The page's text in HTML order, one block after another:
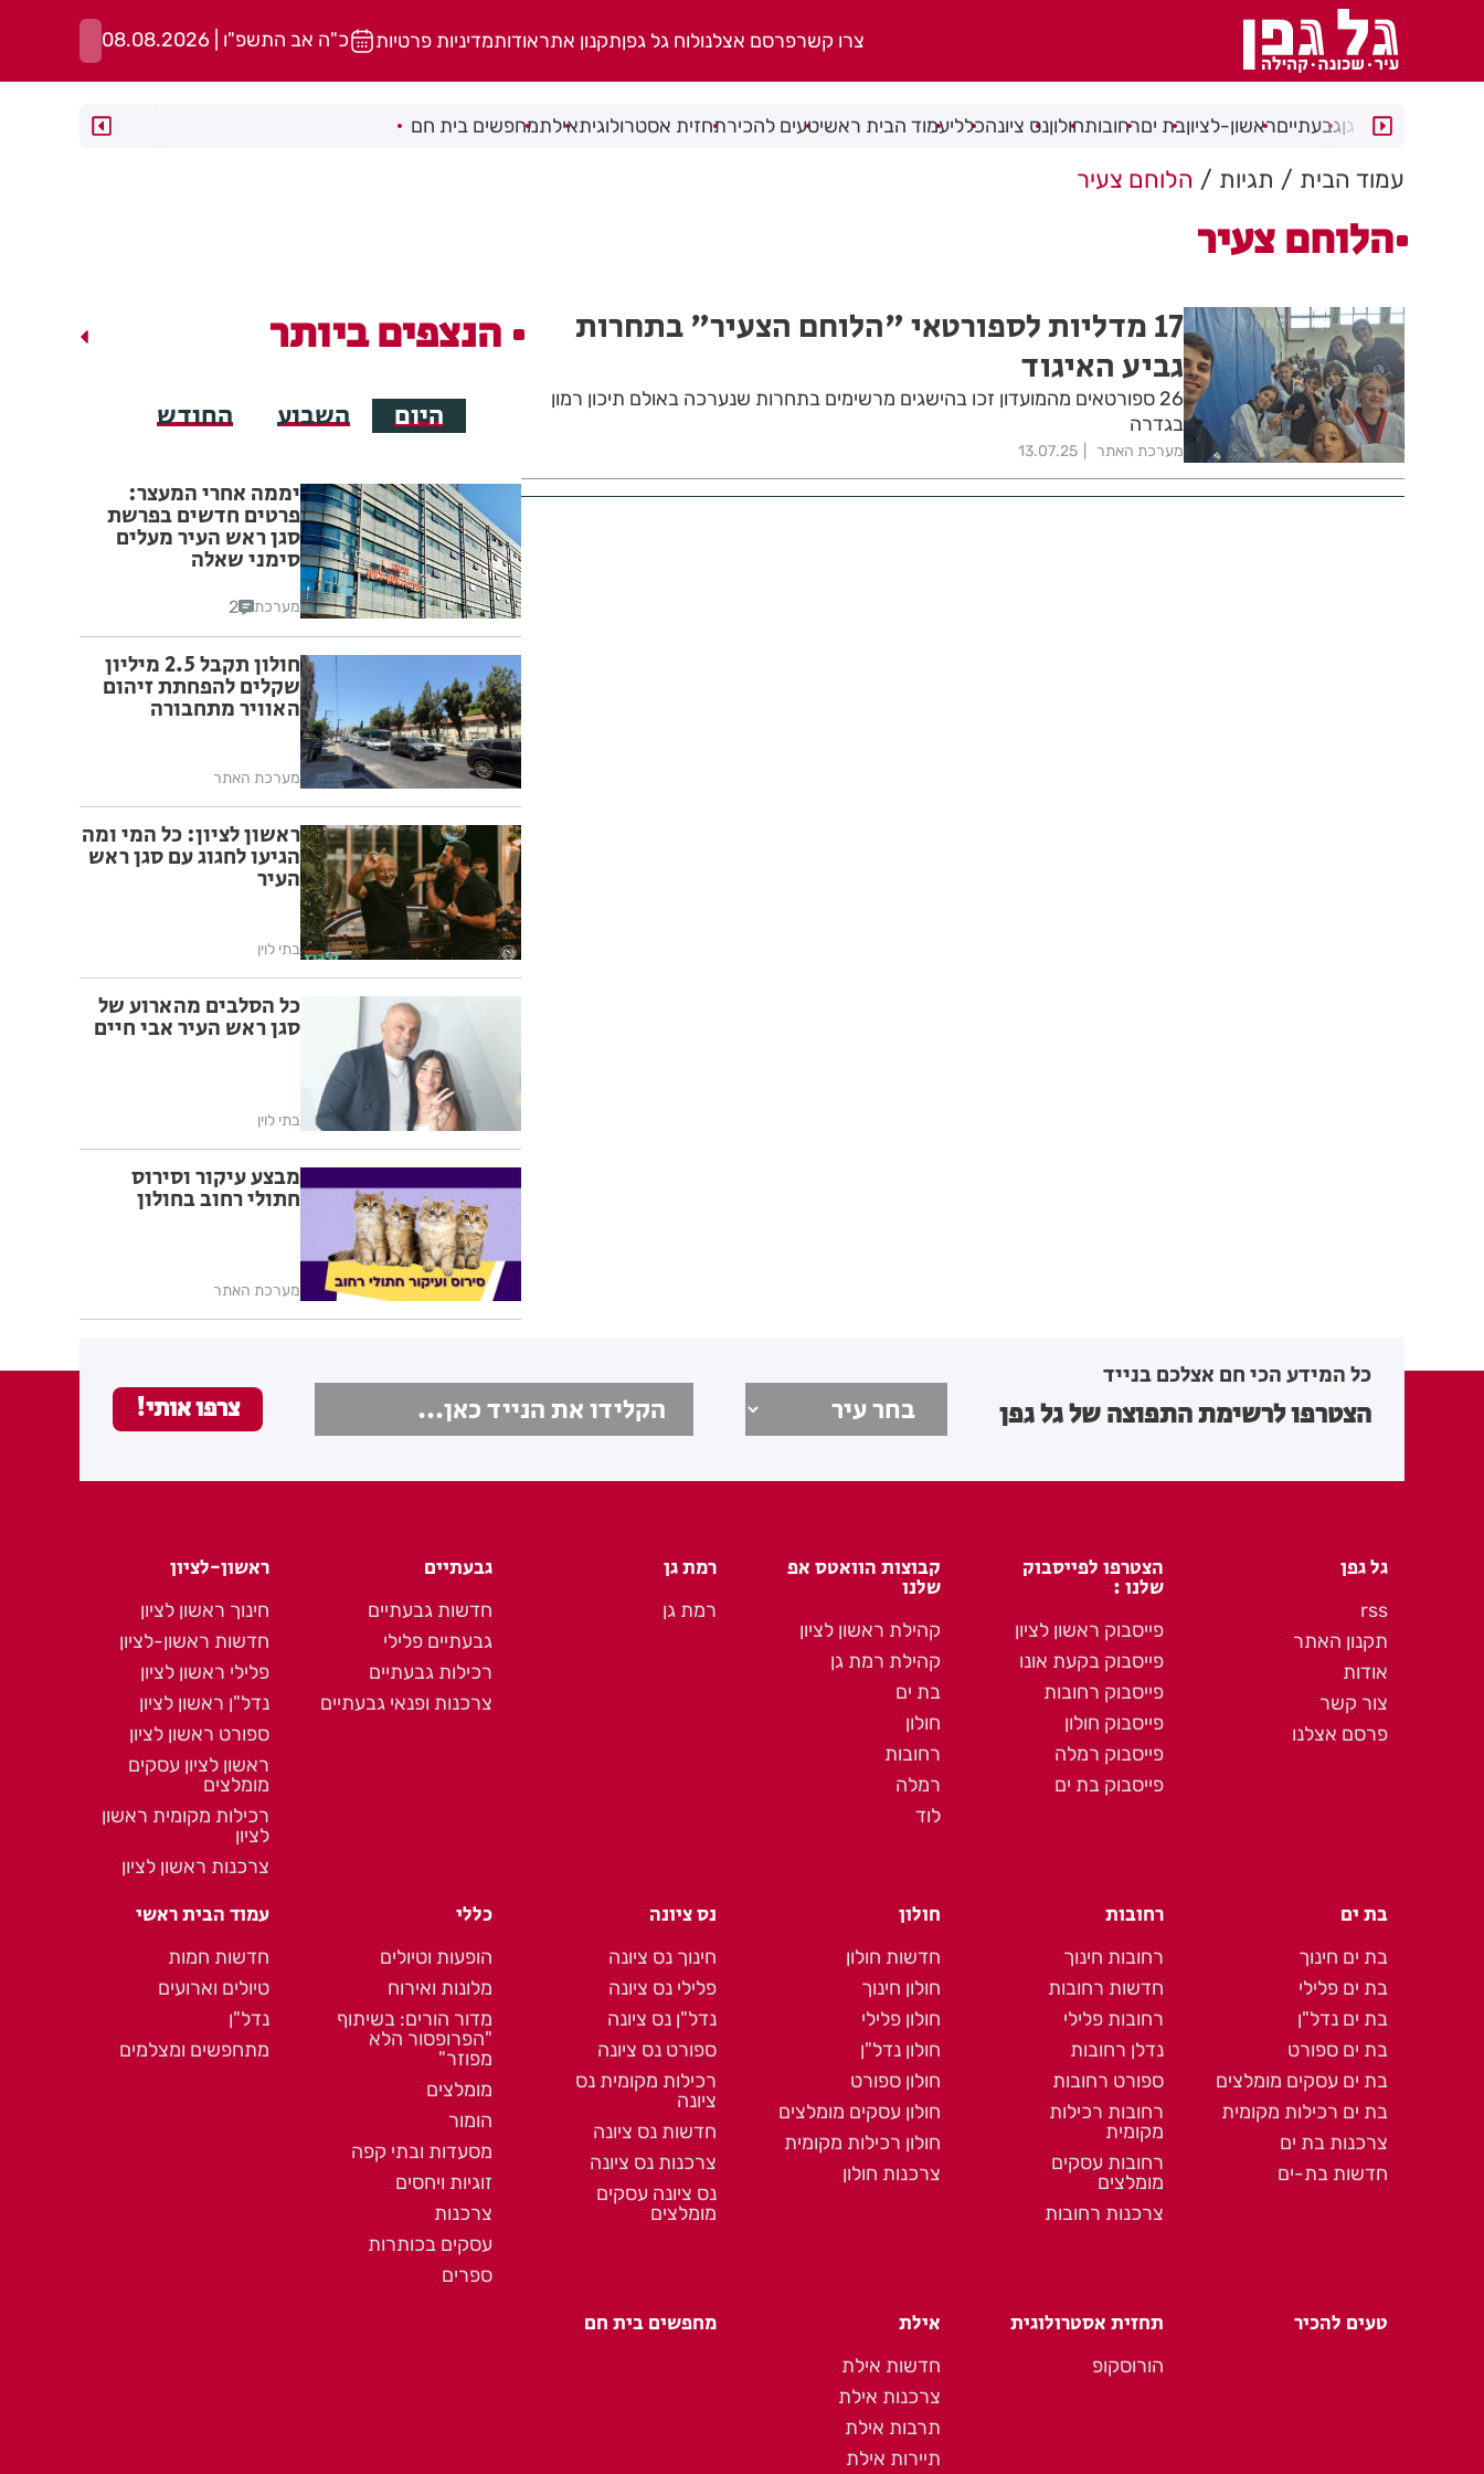
צרו קשרפרסם אצלנולוח גל גפןתקנון אתראודותמדיניות פרטיות כ"ה אב התשפ"ו | 08.08.2026
רמת גןגבעתייםראשון-לציוןבת יםרחובותחולוןנס ציונהכלליעמוד הבית ראשיטעים להכירתחזית אסטרולוגיתאילתמחפשים בית חם
עמוד הבית תגיות הלוחם צעיר
הלוחם צעיר
17 מדליות לספורטאי "הלוחם הצעיר" בתחרות
גביע האיגוד
26 ספורטאים מהמועדון זכו בהישגים מרשימים בתחרות שנערכה באולם תיכון רמון
בגדרה
מערכת האתר 13.07.25
הנצפים ביותר
היום השבוע החודש
יממה אחרי המעצר:
פרטים חדשים בפרשת
סגן ראש העיר מעלים
סימני שאלה
מערכת 2
חולון תקבל 2.5 מיליון
שקלים להפחתת זיהום
האוויר מתחבורה
מערכת האתר
ראשון לציון: כל המי ומה
הגיעו לחגוג עם סגן ראש
העיר
בתי לוין
כל הסלבים מהארוע של
סגן ראש העיר אבי חיים
בתי לוין
מבצע עיקור וסירוס
חתולי רחוב בחולון
מערכת האתר
כל המידע הכי חם אצלכם בנייד
הצטרפו לרשימת התפוצה של גל גפן
גל גפן
rss
תקנון האתר
אודות
צור קשר
פרסם אצלנו
הצטרפו לפייסבוק
שלנו :
פייסבוק ראשון לציון
פייסבוק בקעת אונו
פייסבוק רחובות
פייסבוק חולון
פייסבוק רמלה
פייסבוק בת ים
קבוצות הוואטס אפ
שלנו
קהילת ראשון לציון
קהילת רמת גן
בת ים
חולון
רחובות
רמלה
לוד
רמת גן
רמת גן
גבעתיים
חדשות גבעתיים
גבעתיים פלילי
רכילות גבעתיים
צרכנות ופנאי גבעתיים
ראשון-לציון
חינוך ראשון לציון
חדשות ראשון-לציון
פלילי ראשון לציון
נדל"ן ראשון לציון
ספורט ראשון לציון
ראשון לציון עסקים
מומלצים
רכילות מקומית ראשון
לציון
צרכנות ראשון לציון
בת ים
בת ים חינוך
בת ים פלילי
בת ים נדל"ן
בת ים ספורט
בת ים עסקים מומלצים
בת ים רכילות מקומית
צרכנות בת ים
חדשות בת-ים
רחובות
רחובות חינוך
חדשות רחובות
רחובות פלילי
נדלן רחובות
ספורט רחובות
רחובות רכילות
מקומית
רחובות עסקים
מומלצים
צרכנות רחובות
חולון
חדשות חולון
חולון חינוך
חולון פלילי
חולון נדל"ן
חולון ספורט
חולון עסקים מומלצים
חולון רכילות מקומית
צרכנות חולון
נס ציונה
חינוך נס ציונה
פלילי נס ציונה
נדל"ן נס ציונה
ספורט נס ציונה
רכילות מקומית נס
ציונה
חדשות נס ציונה
צרכנות נס ציונה
נס ציונה עסקים
מומלצים
כללי
הופעות וטיולים
מלונות ואירוח
מדור הורים: בשיתוף
"הפרופסור הלא
מפוזר"
מומלצים
הומור
מסעדות ובתי קפה
זוגיות ויחסים
צרכנות
עסקים בכותרות
ספרים
עמוד הבית ראשי
חדשות חמות
טיולים וארועים
נדל"ן
מתחפשים ומצלמים
טעים להכיר תחזית אסטרולוגית
הורוסקופ
אילת
חדשות אילת
צרכנות אילת
תרבות אילת
תיירות אילת
מחפשים בית חם